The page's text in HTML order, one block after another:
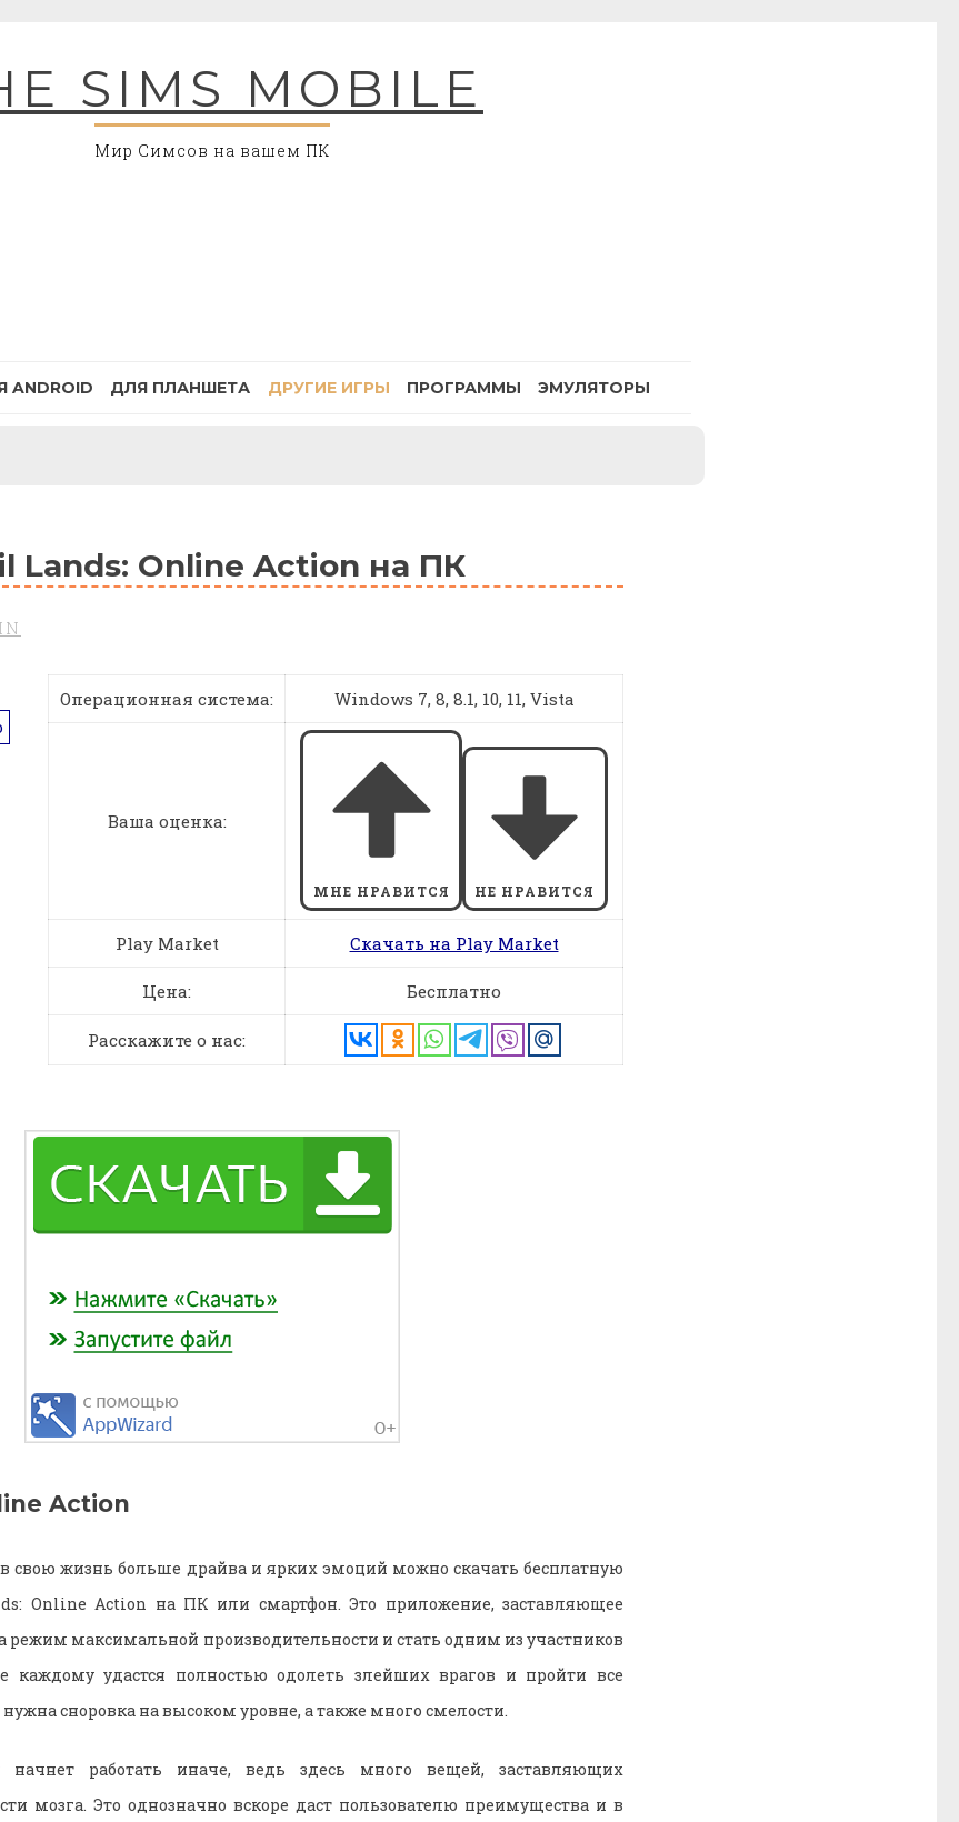
SIMS MOBILE
Мир Симсов на вашем ПК
ANDROID ДЛЯ ПЛАНШЕТА ДРУГИЕ ИГРЫ ПРОГРАММЫ ЭМУЛЯТОРЫ
Lands: Online Action на ПК
Операционная система: Windows 7, 8, 8.1, 10, 11, Vista
Ваша оценка:
МНЕ НРАВИТСЯ НЕ НРАВИТСЯ
Play Market Скачать на Play Market
Цена: Бесплатно
Расскажите о нас:
Action
жизнь больше драйва и ярких эмоций можно скачать бесплатную
Online Action на ПК или смартфон. Это приложение, заставляющее
режим максимальной производительности и стать одним из участников
каждому удастся полностью одолеть злейших врагов и пройти все
нужна сноровка на высоком уровне, а также много смелости.
начнет работать иначе, ведь здесь много вещей, заставляющих
мозга. Это однозначно вскоре даст пользователю преимущества и в